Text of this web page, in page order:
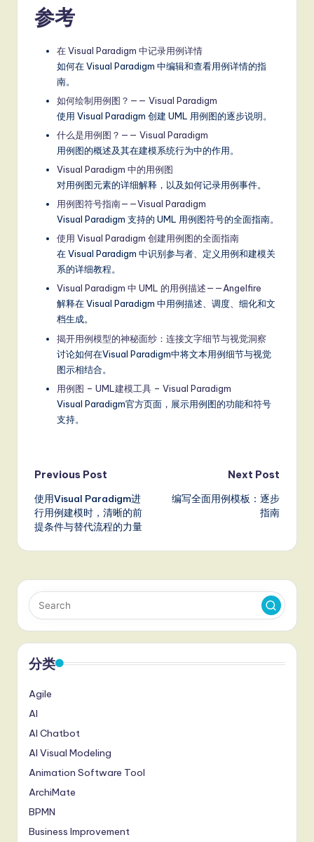
参考
在 Visual Paradigm 中记录用例详情
如何在 Visual Paradigm 中编辑和查看用例详情的指
南。
如何绘制用例图？—— Visual Paradigm
使用 Visual Paradigm 创建 UML 用例图的逐步说明。
什么是用例图？—— Visual Paradigm
用例图的概述及其在建模系统行为中的作用。
Visual Paradigm 中的用例图
对用例图元素的详细解释，以及如何记录用例事件。
用例图符号指南——Visual Paradigm
Visual Paradigm 支持的 UML 用例图符号的全面指南。
使用 Visual Paradigm 创建用例图的全面指南
在 Visual Paradigm 中识别参与者、定义用例和建模关
系的详细教程。
Visual Paradigm 中 UML 的用例描述——Angelfire
解释在 Visual Paradigm 中用例描述、调度、细化和文
档生成。
揭开用例模型的神秘面纱：连接文字细节与视觉洞察
讨论如何在Visual Paradigm中将文本用例细节与视觉
图示相结合。
用例图 – UML建模工具 – Visual Paradigm
Visual Paradigm官方页面，展示用例图的功能和符号
支持。
Post
navigation
Previous Post
使用Visual Paradigm进
行用例建模时，清晰的前
提条件与替代流程的力量
Next Post
编写全面用例模板：逐步
指南
分类
Agile
AI
AI Chatbot
AI Visual Modeling
Animation Software Tool
ArchiMate
BPMN
Business Improvement